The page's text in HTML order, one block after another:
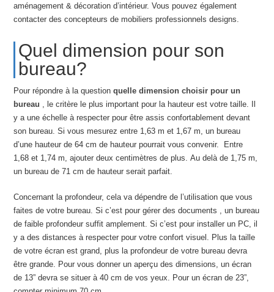
aménagement & décoration d’intérieur. Vous pouvez également
contacter des concepteurs de mobiliers professionnels designs.
Quel dimension pour son
bureau?
Pour répondre à la questionquelle dimension choisir pour un
bureau , le critère le plus important pour la hauteur est votre taille. Il
y a une échelle à respecter pour être assis confortablement devant
son bureau. Si vous mesurez entre 1,63 m et 1,67 m, un bureau
d’une hauteur de 64 cm de hauteur pourrait vous convenir. Entre
1,68 et 1,74 m, ajouter deux centimètres de plus. Au delà de 1,75 m,
un bureau de 71 cm de hauteur serait parfait.
Concernant la profondeur, cela va dépendre de l’utilisation que vous
faites de votre bureau. Si c’est pour gérer des documents , un bureau
de faible profondeur suffit amplement. Si c’est pour installer un PC, il
y a des distances à respecter pour votre confort visuel. Plus la taille
de votre écran est grand, plus la profondeur de votre bureau devra
être grande. Pour vous donner un aperçu des dimensions, un écran
de 13” devra se situer à 40 cm de vos yeux. Pour un écran de 23”,